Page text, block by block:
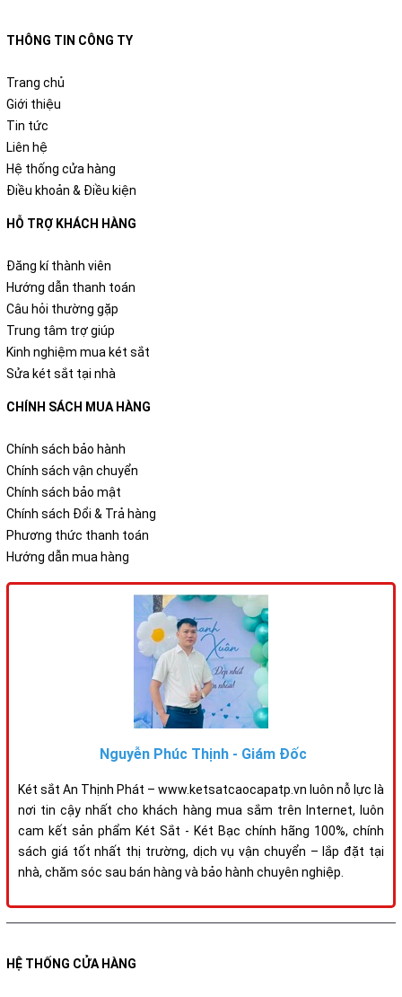
THÔNG TIN CÔNG TY
Trang chủ
Giới thiệu
Tin tức
Liên hệ
Hệ thống cửa hàng
Điều khoản & Điều kiện
HỖ TRỢ KHÁCH HÀNG
Đăng kí thành viên
Hướng dẫn thanh toán
Câu hỏi thường gặp
Trung tâm trợ giúp
Kinh nghiệm mua két sắt
Sửa két sắt tại nhà
CHÍNH SÁCH MUA HÀNG
Chính sách bảo hành
Chính sách vận chuyển
Chính sách bảo mật
Chính sách Đổi & Trả hàng
Phương thức thanh toán
Hướng dẫn mua hàng
Nguyễn Phúc Thịnh - Giám Đốc
Két sắt An Thịnh Phát – www.ketsatcaocapatp.vn luôn nỗ lực là
nơi tin cậy nhất cho khách hàng mua sắm trên Internet, luôn
cam kết sản phẩm Két Sắt - Két Bạc chính hãng 100%, chính
sách giá tốt nhất thị trường, dịch vụ vận chuyển – lắp đặt tại
nhà, chăm sóc sau bán hàng và bảo hành chuyên nghiệp.
HỆ THỐNG CỬA HÀNG